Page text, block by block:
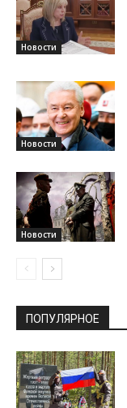
Новости
Новости
Новости
ПОПУЛЯРНОЕ